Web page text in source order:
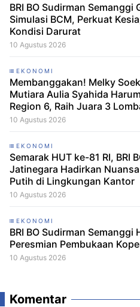
BRI BO Sudirman Semanggi
Simulasi BCM, Perkuat
Kondisi Darurat
10 Agustus 2026
EKONOMI
Membanggakan! Melky
Mutiara Aulia Syahida
Region 6, Raih Juara 3
Nusantara 2026 Bank
10 Agustus 2026
EKONOMI
Semarak HUT ke-81 RI, BRI
Jatinegara Hadirkan
Putih di Lingkungan Kantor
10 Agustus 2026
EKONOMI
BRI BO Sudirman Semanggi
Peresmian Pembukaan
10 Agustus 2026
Komentar